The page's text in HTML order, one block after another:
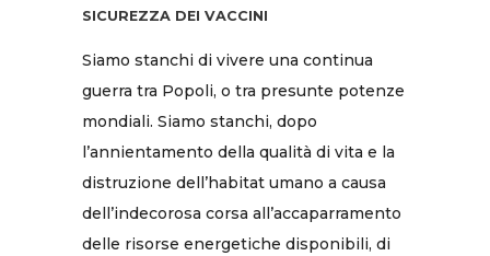
SICUREZZA DEI VACCINI
Siamo stanchi di vivere una continua
guerra tra Popoli, o tra presunte potenze
mondiali. Siamo stanchi, dopo
l’annientamento della qualità di vita e la
distruzione dell’habitat umano a causa
dell’indecorosa corsa all’accaparramento
delle risorse energetiche disponibili, di